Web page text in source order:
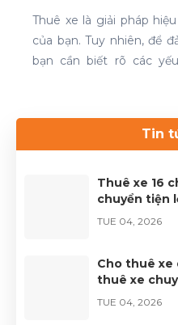
Thuê xe là giải pháp
của bạn. Tuy nhiên, để
bạn cần biết rõ các
dịch vụ thuê xe uy tín,
Cảnh để được phục
Tin
Thuê xe 16
chuyển tiện
TUE 04, 2026
Cho thuê xe
thuê xe
TUE 04, 2026